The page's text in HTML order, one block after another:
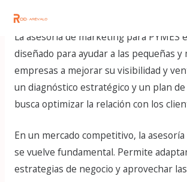
content
La asesoría de marketing para PYMES
diseñado para ayudar a las pequeñas y
empresas a mejorar su visibilidad y
un diagnóstico estratégico y un plan de
busca optimizar la relación con los
En un mercado competitivo, la
se vuelve fundamental. Permite
estrategias de negocio y aprovechar
navigation